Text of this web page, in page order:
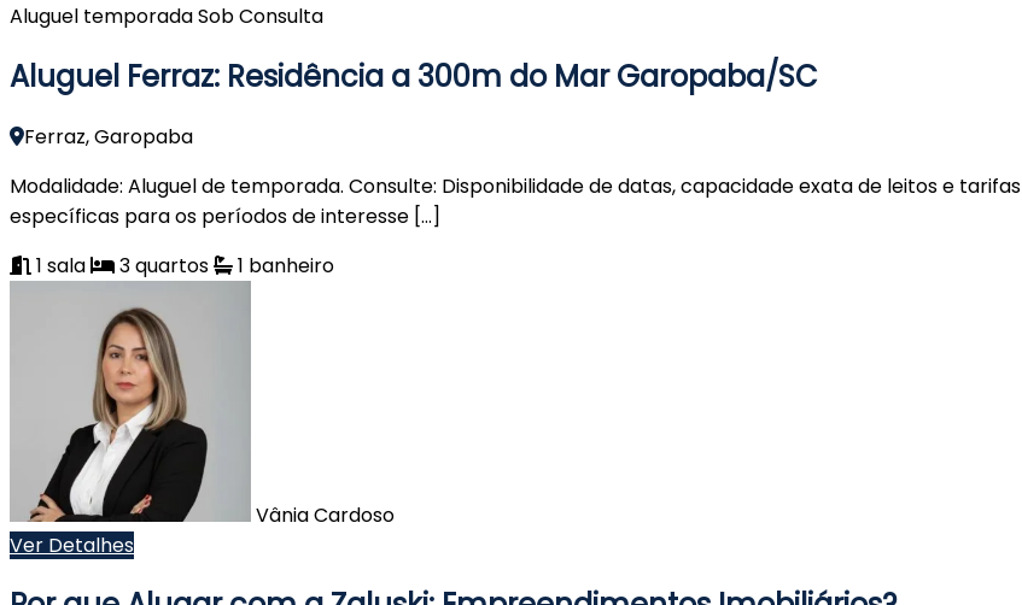
Aluguel temporadaSob Consulta
Aluguel Ferraz: Residência a 300m do Mar Garopaba/SC
Ferraz, Garopaba
Modalidade: Aluguel de temporada. Consulte: Disponibilidade de datas, capacidade exata de leitos e tarifas
específicas para os períodos de interesse […]
1 sala 3quartos 1 banheiro
Vânia Cardoso
Ver Detalhes